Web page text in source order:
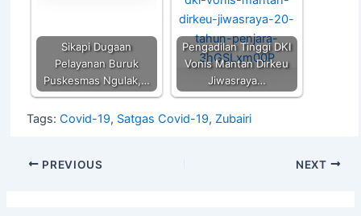
Sikapi Dugaan
Pelayanan Buruk
Puskesmas Ngulak,…
Pengadilan Tinggi DKI
Vonis Mantan Dirkeu
Jiwasraya…
Tags: Covid-19, Satgas Covid-19, Zubairi
PREVIOUS NEXT